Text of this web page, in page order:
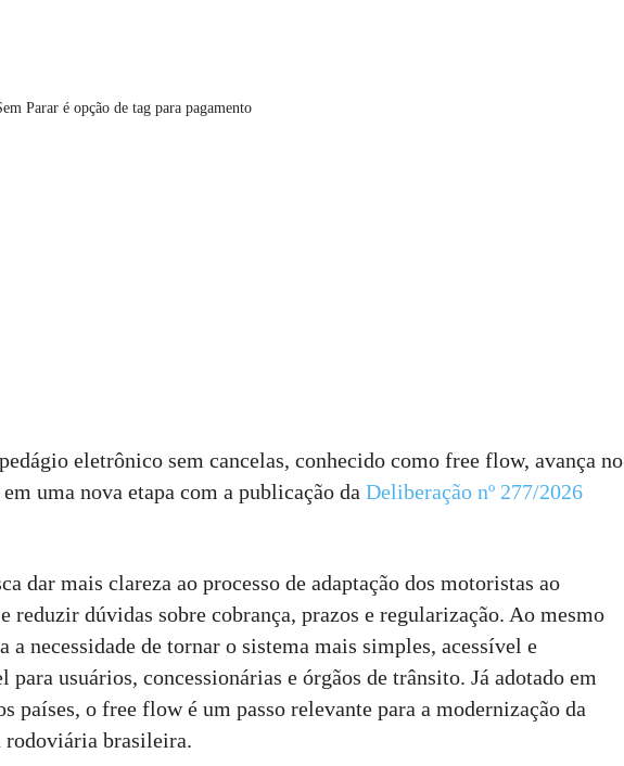
Parar é opção de tag para pagamento
eletrônico sem cancelas, conhecido como free flow, avança no
uma nova etapa com a publicação da Deliberação nº 277/2026
dar mais clareza ao processo de adaptação dos motoristas ao
reduzir dúvidas sobre cobrança, prazos e regularização. Ao mesmo
a necessidade de tornar o sistema mais simples, acessível e
para usuários, concessionárias e órgãos de trânsito. Já adotado em
países, o free flow é um passo relevante para a modernização da
brasileira.